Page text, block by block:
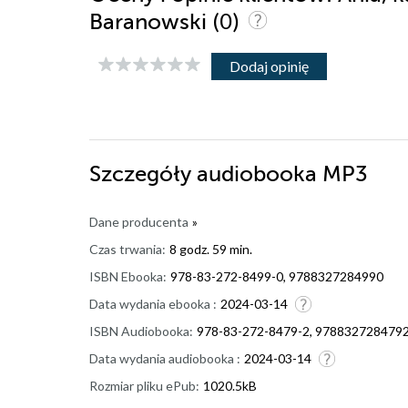
Baranowski (0)
Dodaj opinię
Szczegóły audiobooka MP3
Dane producenta »
Czas trwania: 8 godz. 59 min.
ISBN Ebooka: 978-83-272-8499-0, 9788327284990
Data wydania ebooka : 2024-03-14
ISBN Audiobooka: 978-83-272-8479-2,
Data wydania audiobooka : 2024-03-14
Rozmiar pliku ePub: 1020.5kB